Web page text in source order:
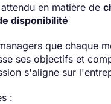
en matière de
disponibilité
que chaque
ses objectifs et
s'aligne sur
: